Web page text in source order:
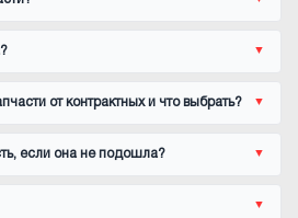
от контрактных и что выбрать?
если она не подошла?